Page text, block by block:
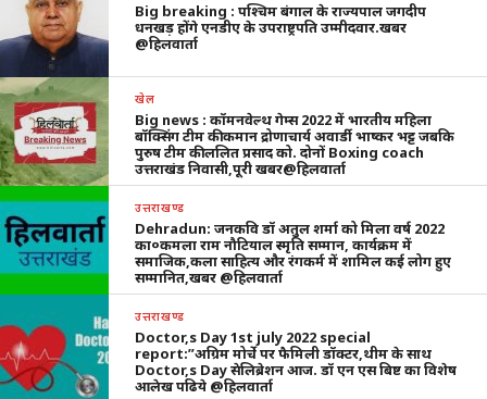
Big breaking : पश्चिम बंगाल के राज्यपाल जगदीप
धनखड़ होंगे एनडीए के उपराष्ट्रपति उम्मीदवार.खबर
@हिलवार्ता
खेल
Big news : कॉमनवेल्थ गेम्स 2022 में भारतीय महिला
बॉक्सिंग टीम की कमान द्रोणाचार्य अवार्डी भाष्कर भट्ट जबकि
पुरुष टीम की ललित प्रसाद को. दोनों Boxing coach
उत्तराखंड निवासी,पूरी खबर@हिलवार्ता
उत्तराखण्ड
Dehradun: जनकवि डॉ अतुल शर्मा को मिला वर्ष 2022
का०कमला राम नौटियाल स्मृति सम्मान, कार्यक्रम में
समाजिक,कला साहित्य और रंगकर्म में शामिल कई लोग हुए
सम्मानित,खबर @हिलवार्ता
उत्तराखण्ड
Doctor,s Day 1st july 2022 special
report:”अग्रिम मोर्चे पर फैमिली डॉक्टर,थीम के साथ
Doctor,s Day सेलिब्रेशन आज. डॉ एन एस बिष्ट का विशेष
आलेख पढिये @हिलवार्ता